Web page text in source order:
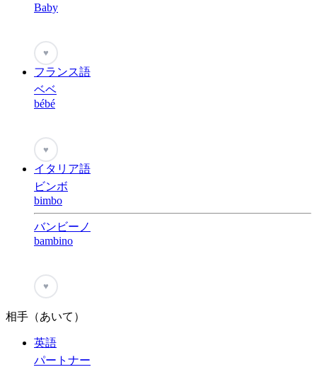
Baby
♥
フランス語
ベベ
bébé
♥
イタリア語
ビンボ
bimbo
バンビーノ
bambino
♥
相手（あいて）
英語
パートナー